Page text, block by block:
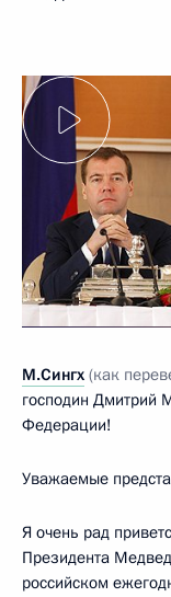
М.Сингх (как
господин Дмитрий
Федерации!
Уважаемые
Я очень рад
Президента
российском